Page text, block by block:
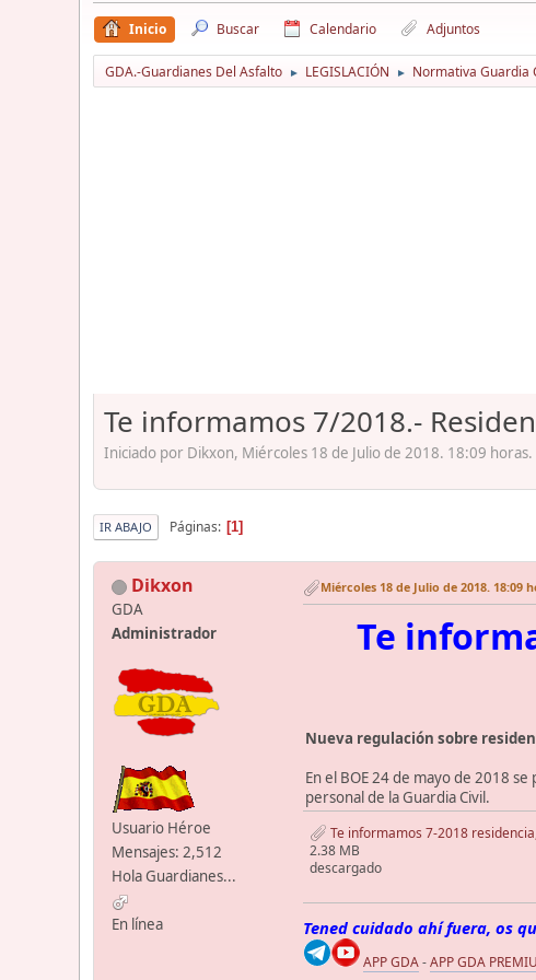
Inicio Buscar Calendario Adjuntos
GDA.-Guardianes Del Asfalto ► LEGISLACIÓN ► Normativa Guardia
Te informamos 7/2018.-
Iniciado por Dikxon, Miércoles 18 de Julio de 2018. 18:09 horas.
IR ABAJO Páginas 1
Dikxon
GDA
Administrador
Usuario Héroe
Mensajes: 2,512
Hola Guardianes...
En línea
Miércoles 18 de Julio de 2018. 18:09
Te
Nueva regulación sobre
En el BOE 24 de mayo de 2018 se
personal de la Guardia Civil.
Te informamos 7-2018
2.38 MB
descargado
Tened cuidado ahí fuera, os
APP GDA-APP GDA